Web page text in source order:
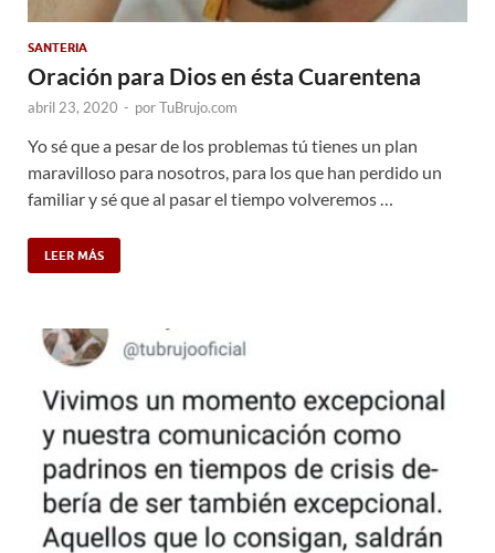
SANTERIA
Oración para Dios en ésta Cuarentena
abril 23, 2020 - porTuBrujo.com
Yo sé que a pesar de los problemas tú tienes un plan
maravilloso para nosotros, para los que han perdido un
familiar y sé que al pasar el tiempo volveremos …
LEER MÁS